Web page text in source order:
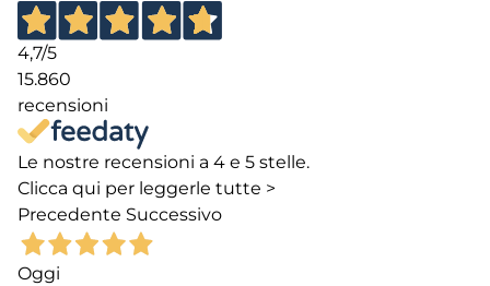
4,7/5
15.860
recensioni
Le nostre recensioni a 4 e 5 stelle.
Clicca qui per leggerle tutte >
Precedente Successivo
Oggi